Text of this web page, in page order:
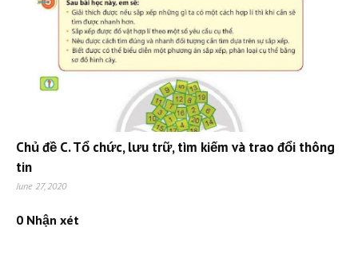
Chủ đề C. Tổ chức, lưu trữ, tìm kiếm và trao đổi thông
tin
June 27, 2020
0 Nhận xét